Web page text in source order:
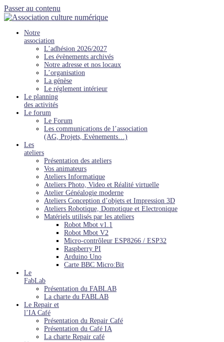
Passer au contenu
Notre
association
L’adhésion 2026/2027
Les évènements archivés
Notre adresse et nos locaux
L’organisation
La génèse
Le réglement intérieur
Le planning
des activités
Le forum
Le Forum
Les communications de l’association
(AG, Projets, Evènements…)
Les
ateliers
Présentation des ateliers
Vos animateurs
Ateliers Informatique
Ateliers Photo, Video et Réalité virtuelle
Atelier Généalogie moderne
Ateliers Conception d’objets et Impression 3D
Ateliers Robotique, Domotique et Electronique
Matériels utilisés par les ateliers
Robot Mbot v1.1
Robot Mbot V2
Micro-contrôleur ESP8266 / ESP32
Raspberry PI
Arduino Uno
Carte BBC Micro:Bit
Le
FabLab
Présentation du FABLAB
La charte du FABLAB
Le Repair et
l’IA Café
Présentation du Repair Café
Présentation du Café IA
La charte Repair café